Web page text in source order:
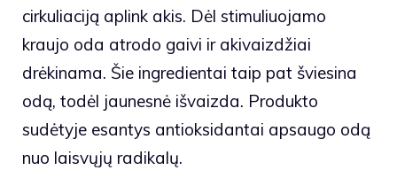
cirkuliaciją aplink akis. Dėl stimuliuojamo
kraujo oda atrodo gaivi ir akivaizdžiai
drėkinama. Šie ingredientai taip pat šviesina
odą, todėl jaunesnė išvaizda. Produkto
sudėtyje esantys antioksidantai apsaugo odą
nuo laisvųjų radikalų.